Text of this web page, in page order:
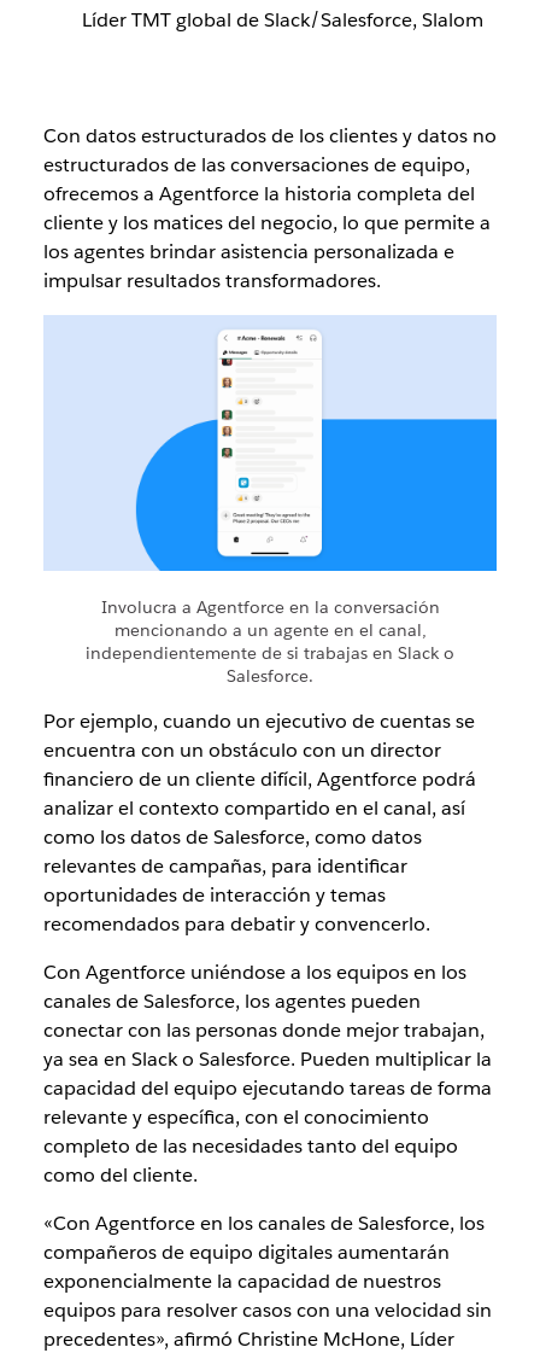
Líder TMT global de Slack/Salesforce, Slalom
Con datos estructurados de los clientes y datos no
estructurados de las conversaciones de equipo,
ofrecemos a Agentforce la historia completa del
cliente y los matices del negocio, lo que permite a
los agentes brindar asistencia personalizada e
impulsar resultados transformadores.
Involucra a Agentforce en la conversación
mencionando a un agente en el canal,
independientemente de si trabajas en Slack o
Salesforce.
Por ejemplo, cuando un ejecutivo de cuentas se
encuentra con un obstáculo con un director
financiero de un cliente difícil, Agentforce podrá
analizar el contexto compartido en el canal, así
como los datos de Salesforce, como datos
relevantes de campañas, para identificar
oportunidades de interacción y temas
recomendados para debatir y convencerlo.
Con Agentforce uniéndose a los equipos en los
canales de Salesforce, los agentes pueden
conectar con las personas donde mejor trabajan,
ya sea en Slack o Salesforce. Pueden multiplicar la
capacidad del equipo ejecutando tareas de forma
relevante y específica, con el conocimiento
completo de las necesidades tanto del equipo
como del cliente.
«Con Agentforce en los canales de Salesforce, los
compañeros de equipo digitales aumentarán
exponencialmente la capacidad de nuestros
equipos para resolver casos con una velocidad sin
precedentes», afirmó Christine McHone, Líder